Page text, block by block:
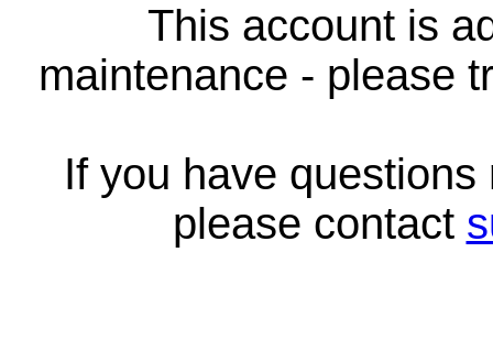
This account is
maintenance - please
If you have
please contact